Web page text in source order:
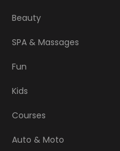
Beauty
SPA & Massages
Fun
Kids
Courses
Auto & Moto